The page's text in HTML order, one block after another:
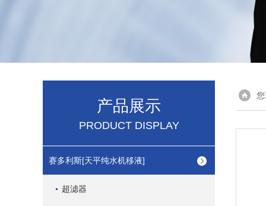
产品展示
PRODUCT DISPLAY
赛多利斯[天平纯水机移液]
超滤器